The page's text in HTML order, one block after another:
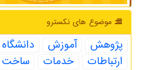
موضوع های نكسترو
پژوهش آموزش دانشگاه
ارتباطات
خدمات ساخت